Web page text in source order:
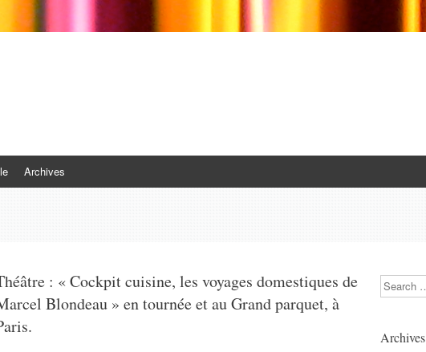
Archives
: « Cockpit cuisine, les voyages domestiques de
Blondeau » en tournée et au Grand parquet, à
Search
Archives